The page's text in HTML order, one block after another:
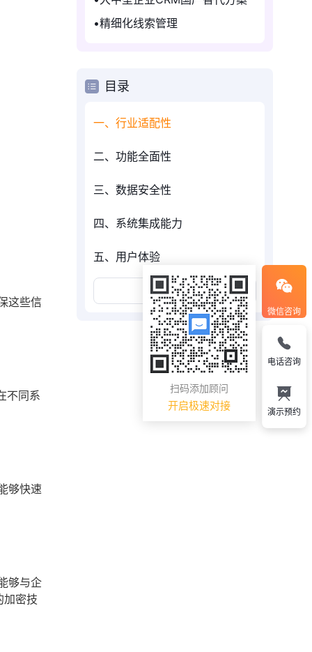
这些信
不同系
够快速
够与企
加密技
精细化线索管理
目录
一、行业适配性
二、功能全面性
三、数据安全性
四、系统集成能力
五、用户体验
展开更多
微信咨询
扫码添加顾问
开启极速对接
电话咨询
演示预约